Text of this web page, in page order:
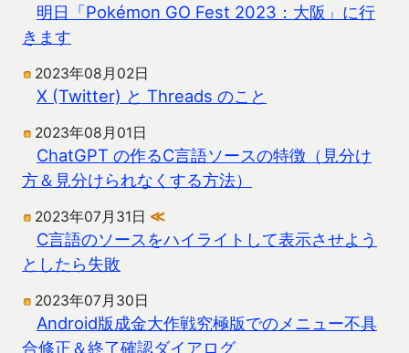
明日「Pokémon GO Fest 2023：大阪」に行
きます
2023年08月02日
X (Twitter) と Threads のこと
2023年08月01日
ChatGPT の作るC言語ソースの特徴（見分け
方＆見分けられなくする方法）
2023年07月31日 ≪
C言語のソースをハイライトして表示させよう
としたら失敗
2023年07月30日
Android版成金大作戦究極版でのメニュー不具
合修正＆終了確認ダイアログ